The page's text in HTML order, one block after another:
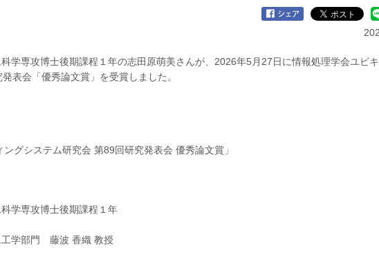
学専攻博士後期課程１年の志田原萌美さんが、2026年5月27日に情報処理学会ユビ
表会「優秀論文賞」を受賞しました。
グシステム研究会 第89回研究発表会 優秀論文賞」
学専攻博士後期課程１年
学部門 藤波 香織 教授